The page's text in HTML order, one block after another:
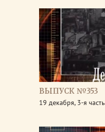
ВЫПУСК №353
19 декабря, 3-я часть